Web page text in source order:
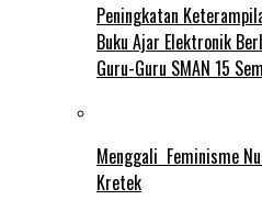
Peningkatan
Buku Ajar Elektronik
Guru-Guru SMAN 15
Menggali Feminisme
Kretek